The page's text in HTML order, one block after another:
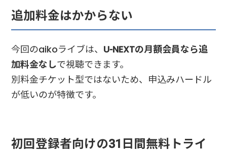
追加料金はかからない
今回のaikoライブは、 U-NEXTの月額会員なら追
加料金なしで視聴できます。
別料金チケット型ではないため、申込みハードル
が低いのが特徴です。
初回登録者向けの31日間無料トライ